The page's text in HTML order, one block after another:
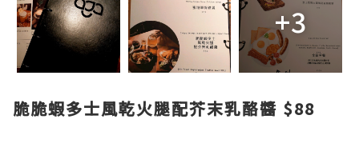
+3
脆脆蝦多士風乾火腿配芥末乳酪醬 $88